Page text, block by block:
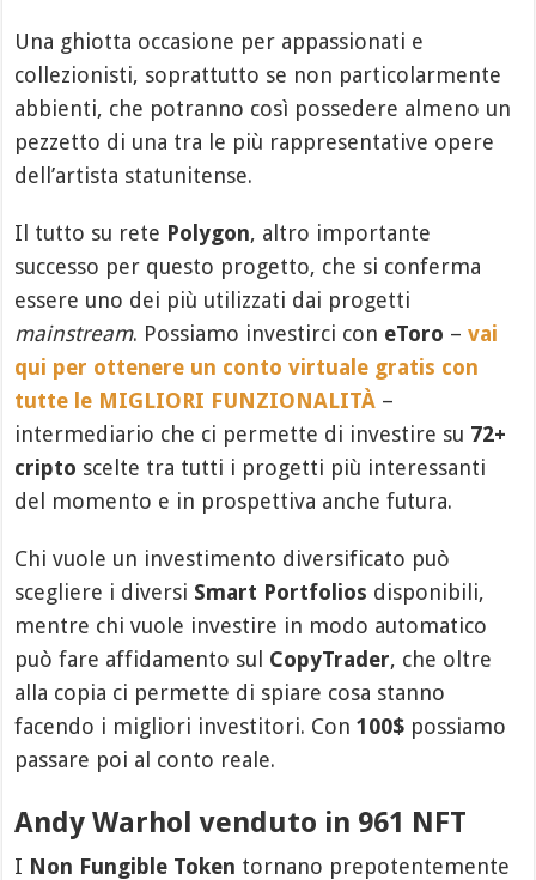
Una ghiotta occasione per appassionati e
collezionisti, soprattutto se non particolarmente
abbienti, che potranno così possedere almeno un
pezzetto di una tra le più rappresentative opere
dell’artista statunitense.
Il tutto su rete Polygon, altro importante
successo per questo progetto, che si conferma
essere uno dei più utilizzati dai progetti
mainstream. Possiamo investirci con eToro –vai
qui per ottenere un conto virtuale gratis con
tutte le MIGLIORI FUNZIONALITÀ –
intermediario che ci permette di investire su 72+
cripto scelte tra tutti i progetti più interessanti
del momento e in prospettiva anche futura.
Chi vuole un investimento diversificato può
scegliere i diversi Smart Portfolios disponibili,
mentre chi vuole investire in modo automatico
può fare affidamento sul CopyTrader, che oltre
alla copia ci permette di spiare cosa stanno
facendo i migliori investitori. Con100$ possiamo
passare poi al conto reale.
Andy Warhol venduto in 961 NFT
I Non Fungible Token tornano prepotentemente